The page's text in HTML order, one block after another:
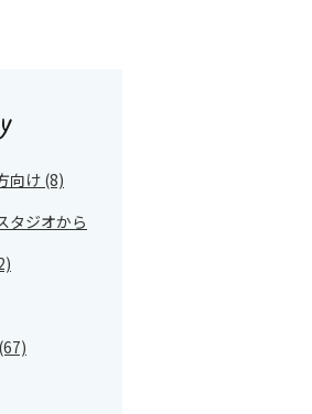
向け (8)
タジオから